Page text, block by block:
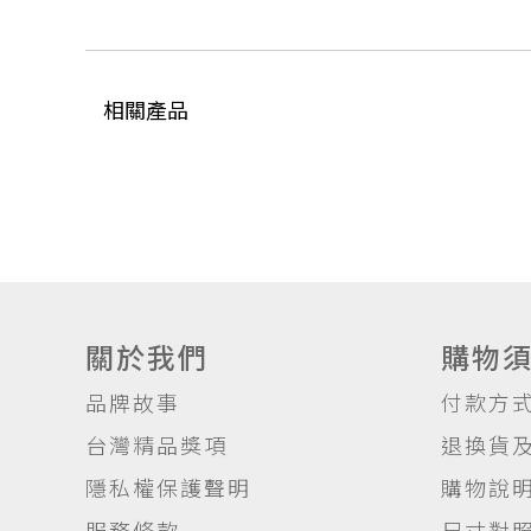
相關產品
關於我們
品牌故事
台灣精品獎項
隱私權保護聲明
購物
付款方
退換貨
購物說